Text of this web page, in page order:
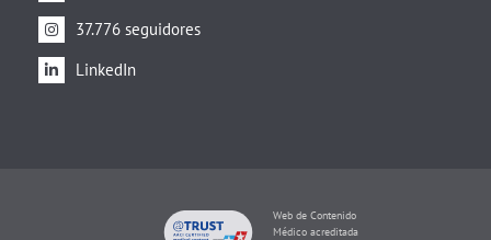
37.776 seguidores
LinkedIn
Web de Contenido
Médico acreditada